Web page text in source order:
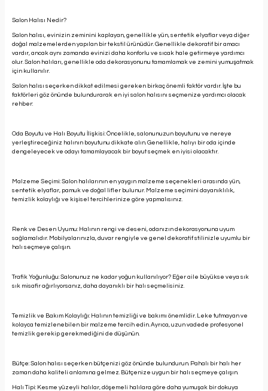
Salon Halısı Nedir?
Salon halısı, evinizin zeminini kaplayan, genellikle yün, sentetik elyaflar veya diğer
doğal malzemelerden yapılan bir tekstil ürünüdür. Genellikle dekoratif bir amacı
vardır, ancak aynı zamanda evinizi daha konforlu ve sıcak hale getirmeye yardımcı
olur. Salon halıları, genellikle oda dekorasyonunu tamamlamak ve zemini yumuşatmak
için kullanılır.
Salon halısı seçerken dikkat edilmesi gereken birkaç önemli faktör vardır. İşte bu
faktörleri göz önünde bulundurarak en iyi salon halısını seçmenize yardımcı olacak
rehber:
Oda Boyutu ve Halı Boyutu İlişkisi: Öncelikle, salonunuzun boyutunu ve nereye
yerleştireceğiniz halının boyutunu dikkate alın. Genellikle, halıyı bir oda içinde
dengeleyecek ve odayı tamamlayacak bir boyut seçmek en iyisi olacaktır.
Malzeme Seçimi: Salon halılarının en yaygın malzeme seçenekleri arasında yün,
sentetik elyaflar, pamuk ve doğal lifler bulunur. Malzeme seçimini dayanıklılık,
temizlik kolaylığı ve kişisel tercihlerinize göre yapmalısınız.
Renk ve Desen Uyumu: Halının rengi ve deseni, odanızın dekorasyonuna uyum
sağlamalıdır. Mobilyalarınızla, duvar rengiyle ve genel dekoratif stilinizle uyumlu bir
halı seçmeye çalışın.
Trafik Yoğunluğu: Salonunuz ne kadar yoğun kullanılıyor? Eğer aile büyükse veya sık
sık misafir ağırlıyorsanız, daha dayanıklı bir halı seçmelisiniz.
Temizlik ve Bakım Kolaylığı: Halının temizliği ve bakımı önemlidir. Leke tutmayan ve
kolayca temizlenebilen bir malzeme tercih edin. Ayrıca, uzun vadede profesyonel
temizlik gerekip gerekmediğini de düşünün.
Bütçe: Salon halısı seçerken bütçenizi göz önünde bulundurun. Pahalı bir halı her
zaman daha kaliteli anlamına gelmez. Bütçenize uygun bir halı seçmeye çalışın.
Halı Tipi: Kesme yüzeyli halılar, döşemeli halılara göre daha yumuşak bir dokuya